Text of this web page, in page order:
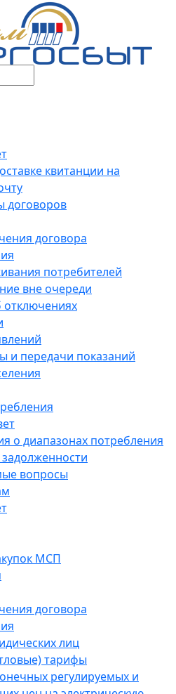
квитанции на
договоров
договора
потребителей
вне очереди
и передачи показаний
о диапазонах потребления
вопросы
МСП
договора
лиц
тарифы
регулируемых и